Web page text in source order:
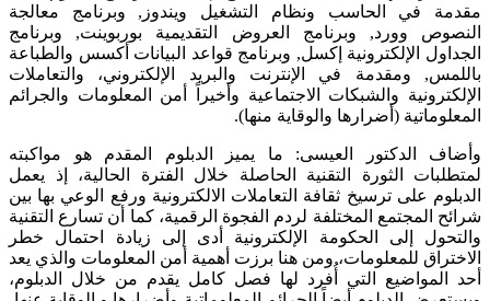
مقدمة في الحاسب ونظام التشغيل ويندوز, وبرنامج معالجة
النصوص وورد, وبرنامج العروض التقديمية بوربوينت, وبرنامج
الجداول الإلكترونية إكسل, وبرنامج قواعد البيانات أكسس والطباعة
باللمس, ومقدمة في الإنترنت والبريد الإلكتروني، والتعاملات
الإلكترونية والشبكات الاجتماعية وأخيراً أمن المعلومات والجرائم
المعلوماتية (أضرارها والوقاية منها).
وأضاف الدكتور العيسى: ما يميز الدبلوم المقدم هو مواكبته
لمتطلبات الثورة التقنية الحاصلة خلال الفترة الحالية، إذ يعمل
الدبلوم على ترسيخ ثقافة التعاملات الالكترونية ورفع الوعي بها بين
شرائح المجتمع المختلفة لردم الفجوة الرقمية، كما أن تسارع التقنية
والتحول إلى الحكومة الإلكترونية أدى إلى زيادة احتمال خطر
الاختراق للمعلومات، ومن هنا برزت أهمية أمن المعلومات والذي يعد
أحد المواضيع التي أُفرد لها فصل كامل يقدم من خلال الدبلوم،